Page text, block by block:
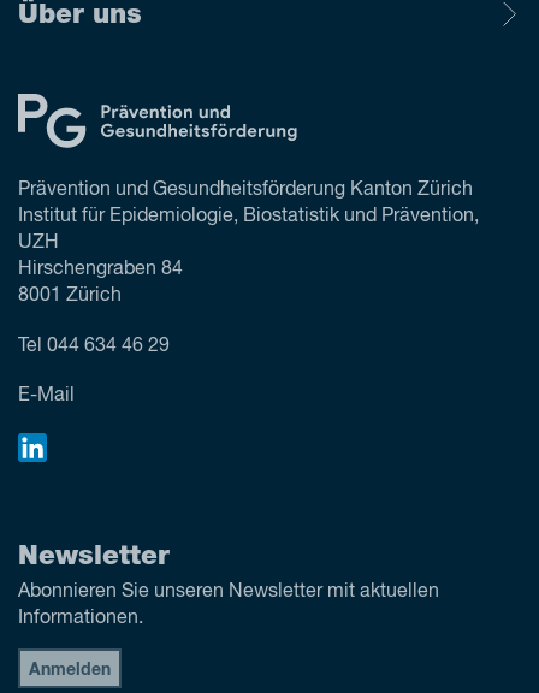
Über uns
Prävention und Gesundheitsförderung Kanton Zürich
Institut für Epidemiologie, Biostatistik und Prävention,
UZH
Hirschengraben 84
8001 Zürich
Tel 044 634 46 29
E-Mail
Newsletter
Abonnieren Sie unseren Newsletter mit aktuellen
Informationen.
Anmelden